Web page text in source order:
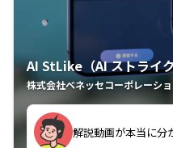
AI StLike（AI ストライ
株式会社ベネッセコーポレーシ
古文漢文を主に使わ
のに非常に役立って
解説動画が本当に分